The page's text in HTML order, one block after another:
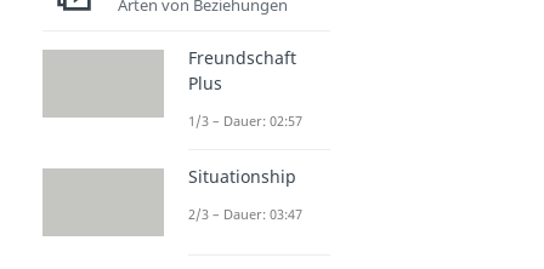
Arten von Beziehungen
Freundschaft
Plus
1/3 – Dauer: 02:57
Situationship
2/3 – Dauer: 03:47